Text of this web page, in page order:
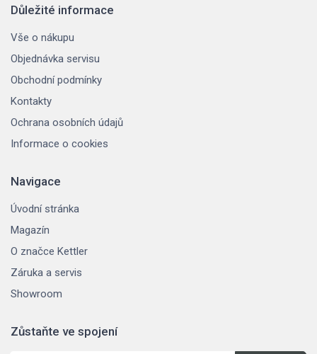
Důležité informace
Vše o nákupu
Objednávka servisu
Obchodní podmínky
Kontakty
Ochrana osobních údajů
Informace o cookies
Navigace
Úvodní stránka
Magazín
O značce Kettler
Záruka a servis
Showroom
Zůstaňte ve spojení